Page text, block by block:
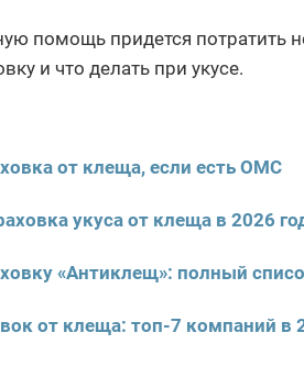
помощь придется потратить
и что делать при укусе.
от клеща, если есть ОМС
укуса от клеща в 2026
«Антиклещ»: полный
от клеща: топ-7 компаний в